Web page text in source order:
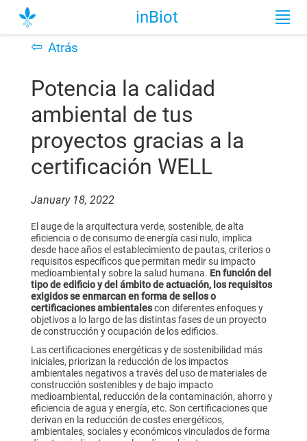
inBiot
⇦ Atrás
Potencia la calidad
ambiental de tus
proyectos gracias a la
certificación WELL
January 18, 2022
El auge de la arquitectura verde, sostenible, de alta
eficiencia o de consumo de energía casi nulo, implica
desde hace años el establecimiento de pautas, criterios o
requisitos específicos que permitan medir su impacto
medioambiental y sobre la salud humana. En función del
tipo de edificio y del ámbito de actuación, los requisitos
exigidos se enmarcan en forma de sellos o
certificaciones ambientalescon diferentes enfoques y
objetivos a lo largo de las distintas fases de un proyecto
de construcción y ocupación de los edificios.
Las certificaciones energéticas y de sostenibilidad más
iniciales, priorizan la reducción de los impactos
ambientales negativos a través del uso de materiales de
construcción sostenibles y de bajo impacto
medioambiental, reducción de la contaminación, ahorro y
eficiencia de agua y energía, etc. Son certificaciones que
derivan en la reducción de costes energéticos,
ambientales, sociales y económicos vinculados de forma